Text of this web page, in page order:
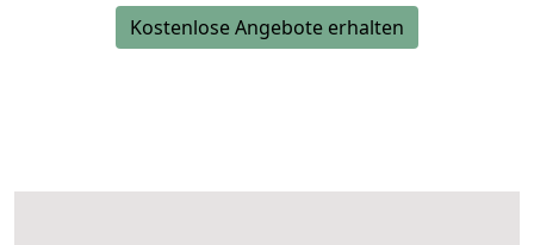
Kostenlose Angebote erhalten